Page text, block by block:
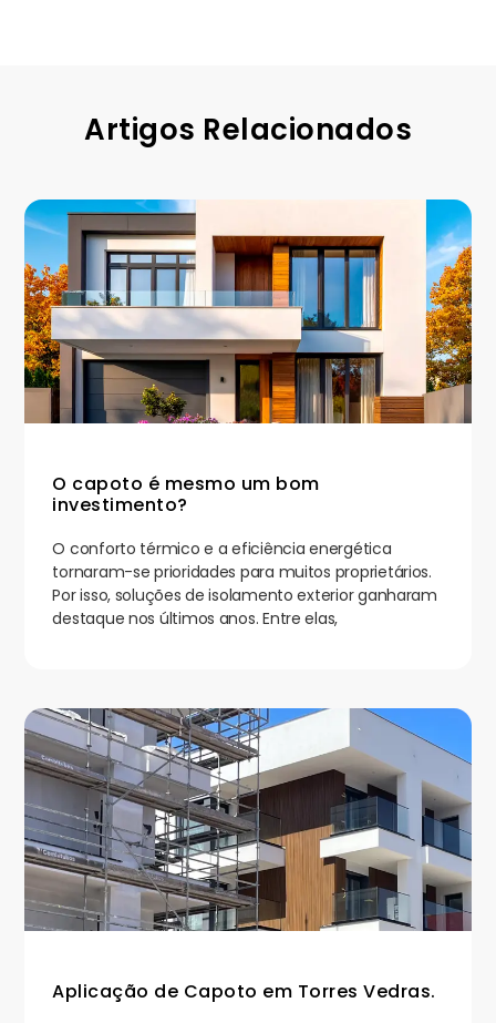
Artigos Relacionados
O capoto é mesmo um bom
investimento?
O conforto térmico e a eficiência energética
tornaram-se prioridades para muitos proprietários.
Por isso, soluções de isolamento exterior ganharam
destaque nos últimos anos. Entre elas,
Aplicação de Capoto em Torres Vedras.